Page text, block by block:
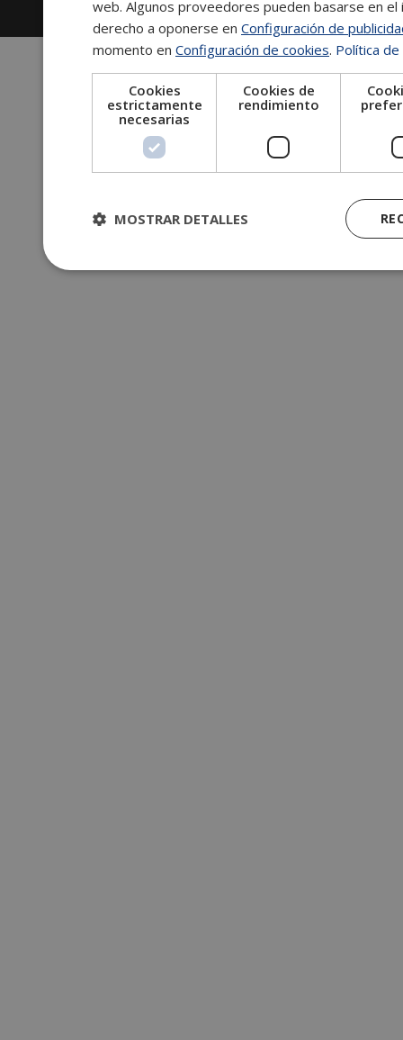
Información legal
Tablón de anuncios
web. Algunos proveedores pueden basarse en
derecho a oponerse en Configuración de
momento en Configuración de cookies. Política
Cookies
estrictamente
necesarias
Cookies de
rendimiento
MOSTRAR DETALLES